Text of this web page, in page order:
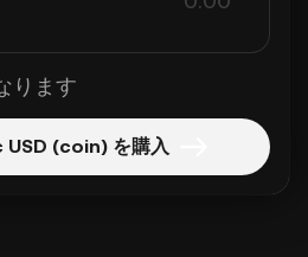
ります
(coin) を購入